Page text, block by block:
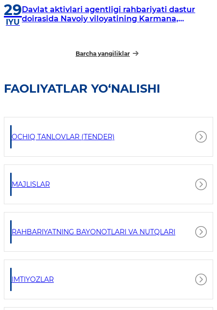
29
IYU
Davlat aktivlari agentligi rahbariyati dastur
doirasida Navoiy viloyatining Karmana,
Barcha yangiliklar
FAOLIYATLAR YO‘NALISHI
OCHIQ TANLOVLAR (TENDER)
MAJLISLAR
RAHBARIYATNING BAYONOTLARI VA NUTQLARI
IMTIYOZLAR